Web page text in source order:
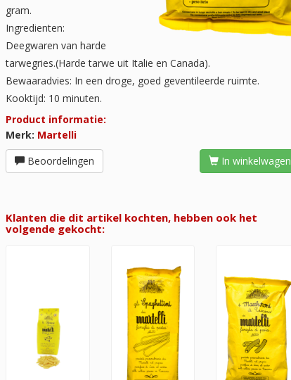
gram.
Ingredienten:
Deegwaren van harde
tarwegries.(Harde tarwe uit Italie en Canada).
Bewaaradvies: In een droge, goed geventileerde ruimte.
Kooktijd: 10 minuten.
Product informatie:
Merk: Martelli
Beoordelingen
In winkelwagen
Klanten die dit artikel kochten, hebben ook het
volgende gekocht: